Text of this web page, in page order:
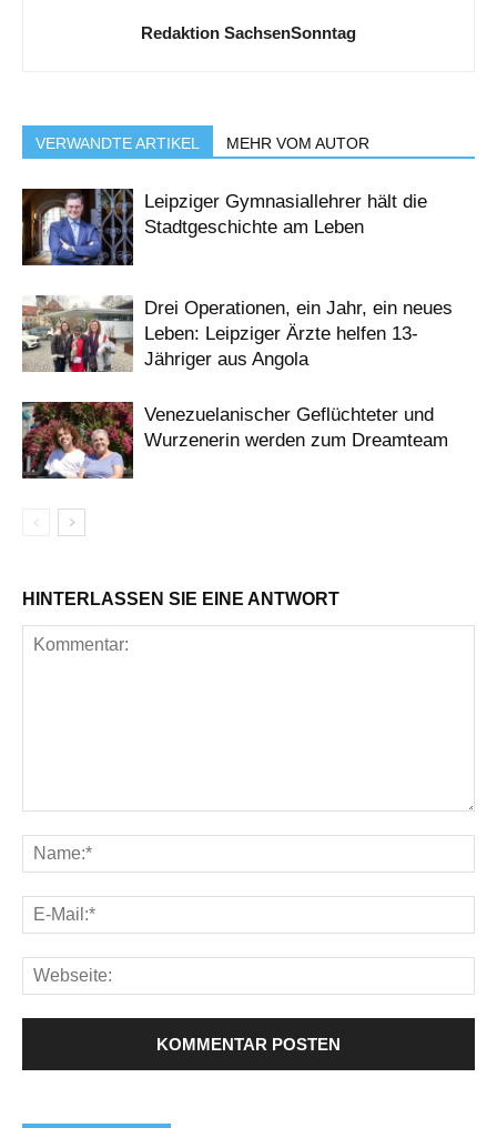
Redaktion SachsenSonntag
VERWANDTE ARTIKEL MEHR VOM AUTOR
Leipziger Gymnasiallehrer hält die
Stadtgeschichte am Leben
Drei Operationen, ein Jahr, ein neues
Leben: Leipziger Ärzte helfen 13-
Jähriger aus Angola
Venezuelanischer Geflüchteter und
Wurzenerin werden zum Dreamteam
HINTERLASSEN SIE EINE ANTWORT